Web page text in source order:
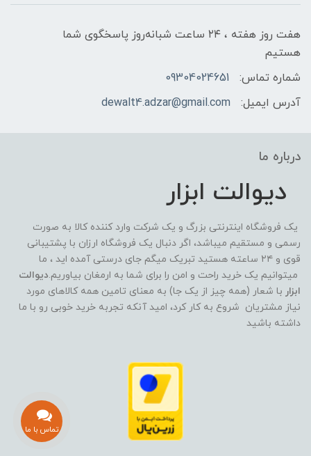
هفت روز هفته ، ۲۴ ساعت شبانه‌روز پاسخگوی شما
هستیم
شماره تماس:
09304024651
آدرس ایمیل:
dewalt4.adzar@gmail.com
درباره ما
دیوالت ابزار
یک فروشگاه اینترنتی بزرگ و یک شرکت وارد کننده کالا به صورت
رسمی و مستقیم میباشد، اگر دنبال یک فروشگاه ارزان با پشتیبانی
قوی و ۲۴ ساعته هستید تبریک میگم جای درستی آمده اید ، ما
میتوانیم یک خرید راحت و امن را برای شما به ارمغان بیاوریم.دیوالت
ابزار با شعار (همه چیز از یک جا) به معنای تامین همه کالاهای مورد
نیاز مشتریان شروع به کار کرد، امید آنکه تجربه خرید خوبی رو با ما
داشته باشید
تماس با ما